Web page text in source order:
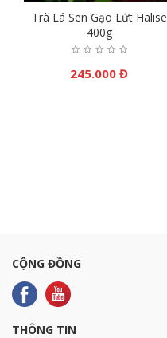
Trà Lá Sen Gạo Lứt Halise
400g
245.000 Đ
CỘNG ĐỒNG
THÔNG TIN